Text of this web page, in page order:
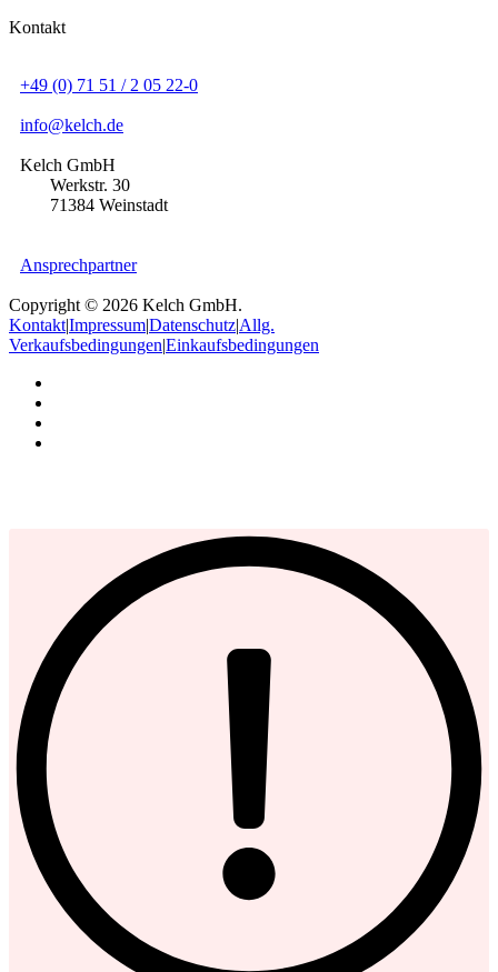
Kontakt
+49 (0) 71 51 / 2 05 22-0
info@kelch.de
Kelch GmbH
Werkstr. 30
71384 Weinstadt
Ansprechpartner
Copyright © 2026 Kelch GmbH.
Kontakt|Impressum|Datenschutz|Allg.
Verkaufsbedingungen|Einkaufsbedingungen